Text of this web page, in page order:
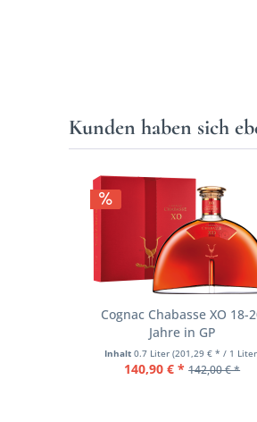
Kunden haben sich
Cognac Chabasse XO 18-
Jahre in GP
Inhalt0.7 Liter(201,29 € * / 1
140,90 € * 142,00 € *